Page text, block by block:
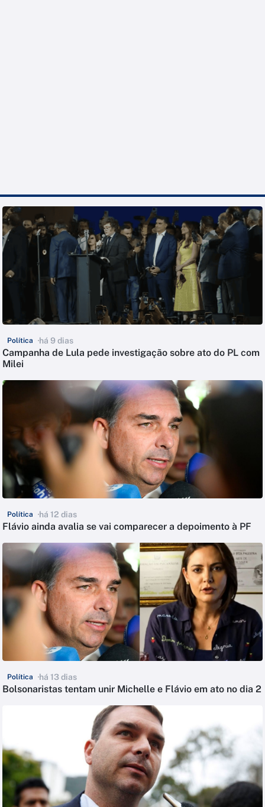
Política há 9 dias
Campanha de Lula pede investigação sobre ato do PL com
Milei
Política há 12 dias
Flávio ainda avalia se vai comparecer a depoimento à PF
Política há 13 dias
Bolsonaristas tentam unir Michelle e Flávio em ato no dia 2